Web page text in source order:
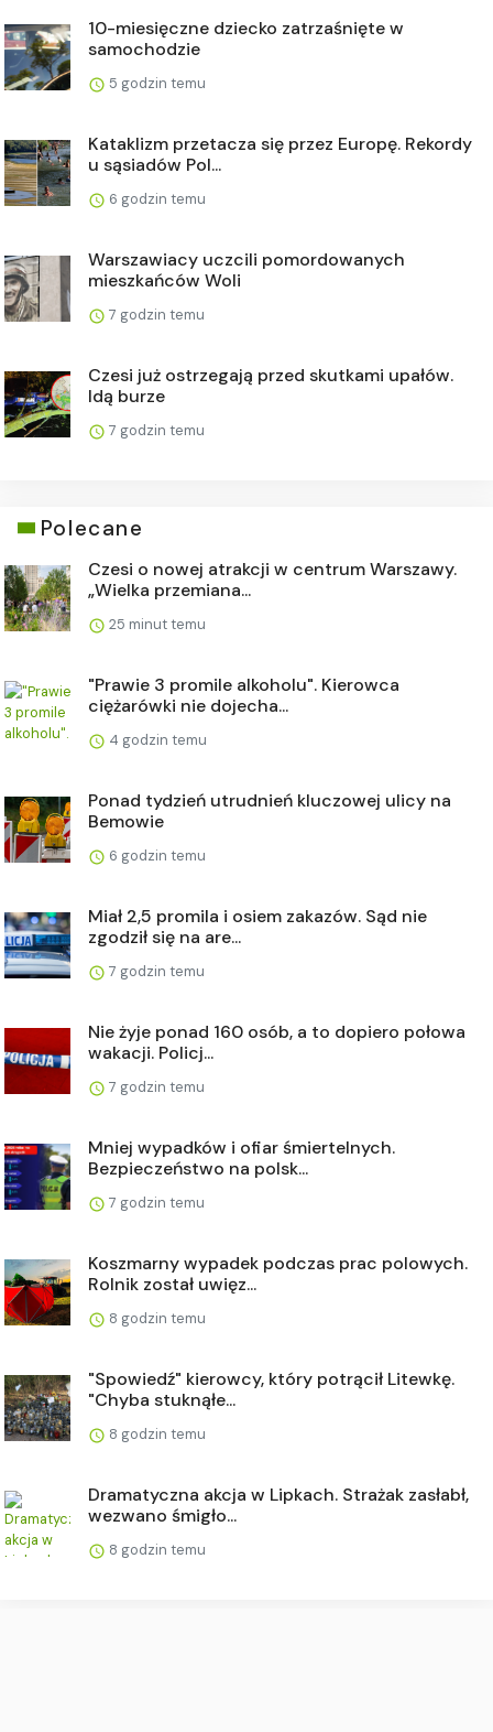
10-miesięczne dziecko zatrzaśnięte w
samochodzie
5 godzin temu
Kataklizm przetacza się przez Europę. Rekordy
u sąsiadów Pol...
6 godzin temu
Warszawiacy uczcili pomordowanych
mieszkańców Woli
7 godzin temu
Czesi już ostrzegają przed skutkami upałów.
Idą burze
7 godzin temu
Polecane
Czesi o nowej atrakcji w centrum Warszawy.
„Wielka przemiana...
25 minut temu
"Prawie 3 promile alkoholu". Kierowca
ciężarówki nie dojecha...
4 godzin temu
Ponad tydzień utrudnień kluczowej ulicy na
Bemowie
6 godzin temu
Miał 2,5 promila i osiem zakazów. Sąd nie
zgodził się na are...
7 godzin temu
Nie żyje ponad 160 osób, a to dopiero połowa
wakacji. Policj...
7 godzin temu
Mniej wypadków i ofiar śmiertelnych.
Bezpieczeństwo na polsk...
7 godzin temu
Koszmarny wypadek podczas prac polowych.
Rolnik został uwięz...
8 godzin temu
"Spowiedź" kierowcy, który potrącił Litewkę.
"Chyba stuknąłe...
8 godzin temu
Dramatyczna akcja w Lipkach. Strażak zasłabł,
wezwano śmigło...
8 godzin temu